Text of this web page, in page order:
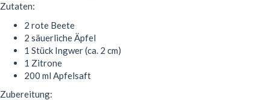
Zutaten:
2 rote Beete
2 säuerliche Äpfel
1 Stück Ingwer (ca. 2 cm)
1 Zitrone
200 ml Apfelsaft
Zubereitung: